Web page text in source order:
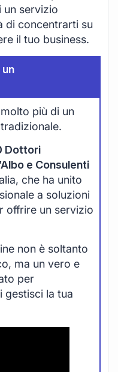
un servizio
di concentrarti su
il tuo business.
più di un
Dottori
e Consulenti
che ha unito
a soluzioni
offrire un servizio
non è soltanto
ma un vero e
per
gestisci la tua